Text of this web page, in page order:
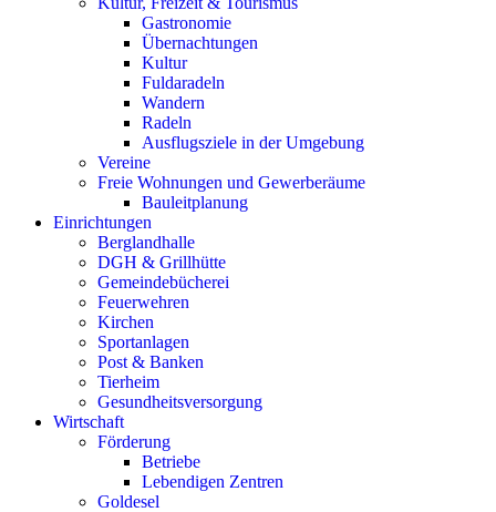
Gastronomie
Übernachtungen
Kultur
Fuldaradeln
Wandern
Radeln
Ausflugsziele in der Umgebung
Vereine
Freie Wohnungen und Gewerberäume
Bauleitplanung
Einrichtungen
Berglandhalle
DGH & Grillhütte
Gemeindebücherei
Feuerwehren
Kirchen
Sportanlagen
Post & Banken
Tierheim
Gesundheitsversorgung
Wirtschaft
Förderung
Betriebe
Lebendigen Zentren
Goldesel